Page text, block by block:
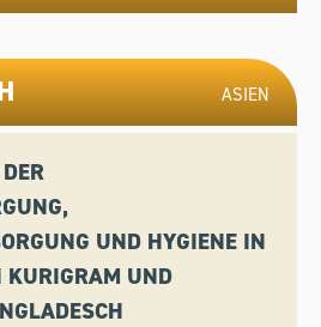
ASIEN
UND HYGIENE IN
KURIGRAM UND